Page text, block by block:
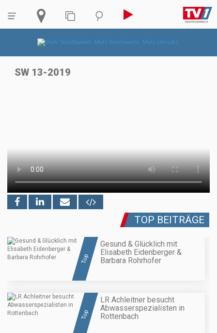
SW 13-2019
TOP BEITRÄGE
Top
Gesund & Glücklich mit
Elisabeth Eidenberger &
Barbara Rohrhofer
Top
LR Achleitner besucht
Abwasserspezialisten in
Rottenbach